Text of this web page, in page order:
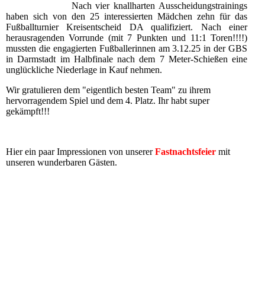
Nach vier knallharten Ausscheidungstrainings
haben sich von den 25 interessierten Mädchen zehn für das
Fußballturnier Kreisentscheid DA qualifiziert. Nach einer
herausragenden Vorrunde (mit 7 Punkten und 11:1 Toren!!!!)
mussten die engagierten Fußballerinnen am 3.12.25 in der GBS
in Darmstadt im Halbfinale nach dem 7 Meter-Schießen eine
unglückliche Niederlage in Kauf nehmen.
Wir gratulieren dem "eigentlich besten Team" zu ihrem
hervorragendem Spiel und dem 4. Platz. Ihr habt super
gekämpft!!!
Hier ein paar Impressionen von unsererFastnachtsfeier mit
unseren wunderbaren Gästen.